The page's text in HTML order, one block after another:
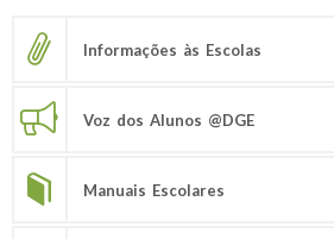
Informações às Escolas
Voz dos Alunos @DGE
Manuais Escolares